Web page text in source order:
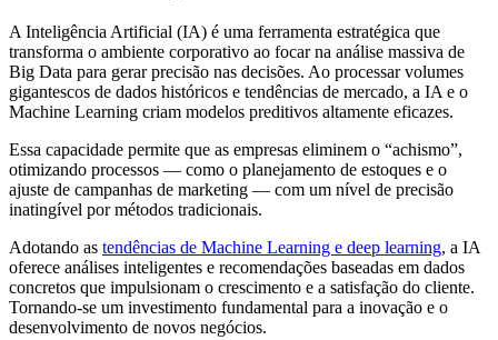
A Inteligência Artificial (IA) é uma ferramenta estratégica que
transforma o ambiente corporativo ao focar na análise massiva de
Big Data para gerar precisão nas decisões. Ao processar volumes
gigantescos de dados históricos e tendências de mercado, a IA e o
Machine Learning criam modelos preditivos altamente eficazes.
Essa capacidade permite que as empresas eliminem o “achismo”,
otimizando processos — como o planejamento de estoques e o
ajuste de campanhas de marketing — com um nível de precisão
inatingível por métodos tradicionais.
Adotando as tendências de Machine Learning e deep learning, a IA
oferece análises inteligentes e recomendações baseadas em dados
concretos que impulsionam o crescimento e a satisfação do cliente.
Tornando-se um investimento fundamental para a inovação e o
desenvolvimento de novos negócios.